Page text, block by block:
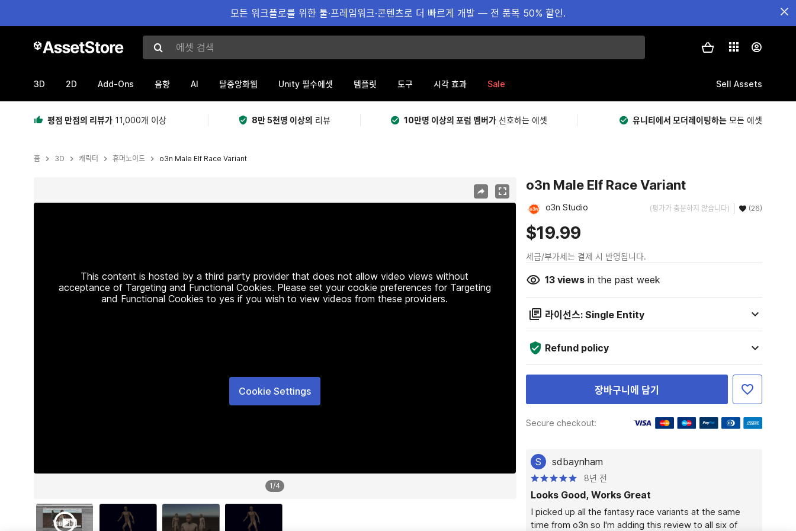
모든 워크플로를 위한 툴·프레임워크·콘텐츠로 더 빠르게 개발 — 전 품목 50% 할인.
에셋 검색
3D 2D Add-Ons 음향 AI 탈중앙화웹 Unity 필수에셋 템플릿 도구 시각 효과 Sale Sell Assets
평점 만점의 리뷰가 11,000개 이상 8만 5천명 이상의 리뷰 10만명 이상의 포럼 멤버가 선호하는 에셋 유니티에서 모더레이팅하는 모든 에셋
홈 3D 캐릭터 휴머노이드 o3n Male Elf Race Variant
This content is hosted by a third party provider that does not allow video views without
acceptance of Targeting and Functional Cookies. Please set your cookie preferences for Targeting
and Functional Cookies to yes if you wish to view videos from these providers.
Cookie Settings
1/4
o3n Male Elf Race Variant
o3n Studio (평가가 충분하지 않습니다) (26)
$19.99
세금/부가세는 결제 시 반영됩니다.
13viewsin the past week
라이선스: Single Entity
Refund policy
장바구니에 담기
Secure checkout:
S sdbaynham
8년 전
Looks Good, Works Great
I picked up all the fantasy race variants at the same
time from o3n so I'm adding this review to all six of